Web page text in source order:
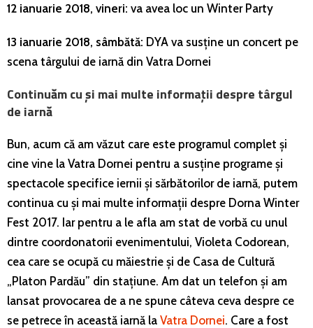
12 ianuarie 2018, vineri: va avea loc un Winter Party
13 ianuarie 2018, sâmbătă: DYA va susține un concert pe
scena târgului de iarnă din Vatra Dornei
Continuăm cu și mai multe informații despre târgul
de iarnă
Bun, acum că am văzut care este programul complet și
cine vine la Vatra Dornei pentru a susține programe și
spectacole specifice iernii și sărbătorilor de iarnă, putem
continua cu și mai multe informații despre Dorna Winter
Fest 2017. Iar pentru a le afla am stat de vorbă cu unul
dintre coordonatorii evenimentului, Violeta Codorean,
cea care se ocupă cu măiestrie și de Casa de Cultură
„Platon Pardău” din stațiune. Am dat un telefon și am
lansat provocarea de a ne spune câteva ceva despre ce
se petrece în această iarnă la Vatra Dornei. Care a fost